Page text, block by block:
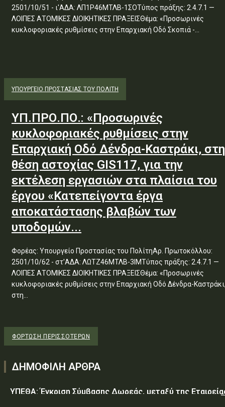
2501/10/51 - ι'ΑΔΑ: ΛΠ1Ρ46ΜΤΛΒ-1ΣΟΤύπος πράξης: 2.4.7.1 —
ΛΟΙΠΕΣ ΑΤΟΜΙΚΕΣ ΔΙΟΙΚΗΤΙΚΕΣ ΠΡΑΞΕΙΣΘέμα: «Προσωρινές
κυκλοφοριακές ρυθμίσεις στην Επαρχιακή Οδό Σκοπιά -...
ΥΠΟΥΡΓΕΊΟ ΠΡΟΣΤΑΣΊΑΣ ΤΟΥ ΠΟΛΊΤΗ
ΥΠ.ΠΡΟ.ΠΟ.: «Προσωρινές
κυκλοφοριακές ρυθμίσεις στην
Επαρχιακή Οδό Δένδρα-Καστράκι, στη
θέση αστοχίας GIS117, για την
εκτέλεση εργασιών στα πλαίσια του
έργου «Κατεπείγοντα έργα
αποκατάστασης βλαβών των
υποδομών...
Φορέας: Υπουργείο Προστασίας του ΠολίτηΑρ. Πρωτοκόλλου:
2501/10/62 - στ'ΑΔΑ: ΛΩΤΖ46ΜΤΛΒ-3ΙΜΤύπος πράξης: 2.4.7.1 —
ΛΟΙΠΕΣ ΑΤΟΜΙΚΕΣ ΔΙΟΙΚΗΤΙΚΕΣ ΠΡΑΞΕΙΣΘέμα: «Προσωρινές
κυκλοφοριακές ρυθμίσεις στην Επαρχιακή Οδό Δένδρα-
στη...
ΦΌΡΤΩΣΗ ΠΕΡΙΣΣΟΤΈΡΩΝ
ΔΗΜΟΦΙΛΗ ΑΡΘΡΑ
ΥΠΕΘΑ: Έγκριση Σύμβασης Δωρεάς, μεταξύ της